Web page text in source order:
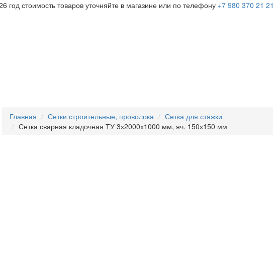
год стоимость товаров уточняйте в магазине или по телефону +7 980 370 21 21
Главная Сетки строительные, проволока
Сетка для стяжки
Сетка сварная кладочная ТУ 3х2000х1000 мм, яч. 150х150 мм